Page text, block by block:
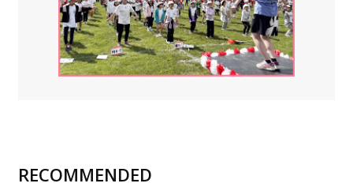
RECOMMENDED